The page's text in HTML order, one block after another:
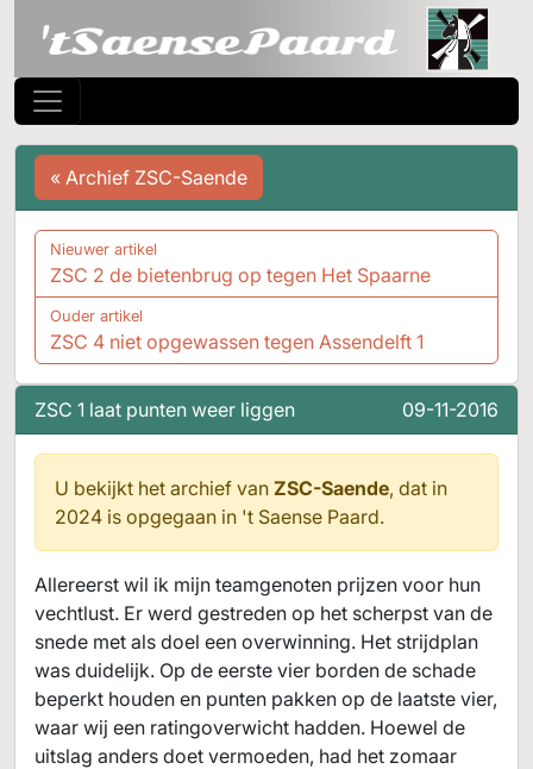
ZSC 1 laat punten weer liggen 09-11-2016
U bekijkt het archief van ZSC-Saende, dat in
2024 is opgegaan in 't Saense Paard.
Allereerst wil ik mijn teamgenoten prijzen voor hun
vechtlust. Er werd gestreden op het scherpst van de
snede met als doel een overwinning. Het strijdplan
was duidelijk. Op de eerste vier borden de schade
beperkt houden en punten pakken op de laatste vier,
waar wij een ratingoverwicht hadden. Hoewel de
uitslag anders doet vermoeden, had het zomaar
« Archief ZSC-Saende
Nieuwer artikel
ZSC 2 de bietenbrug op tegen Het Spaarne
Ouder artikel
ZSC 4 niet opgewassen tegen Assendelft 1